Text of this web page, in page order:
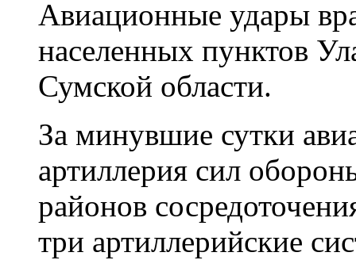
Авиационные удары
населенных пунктов
Сумской области.
За минувшие сутки
артиллерия сил
районов
три артиллерийские